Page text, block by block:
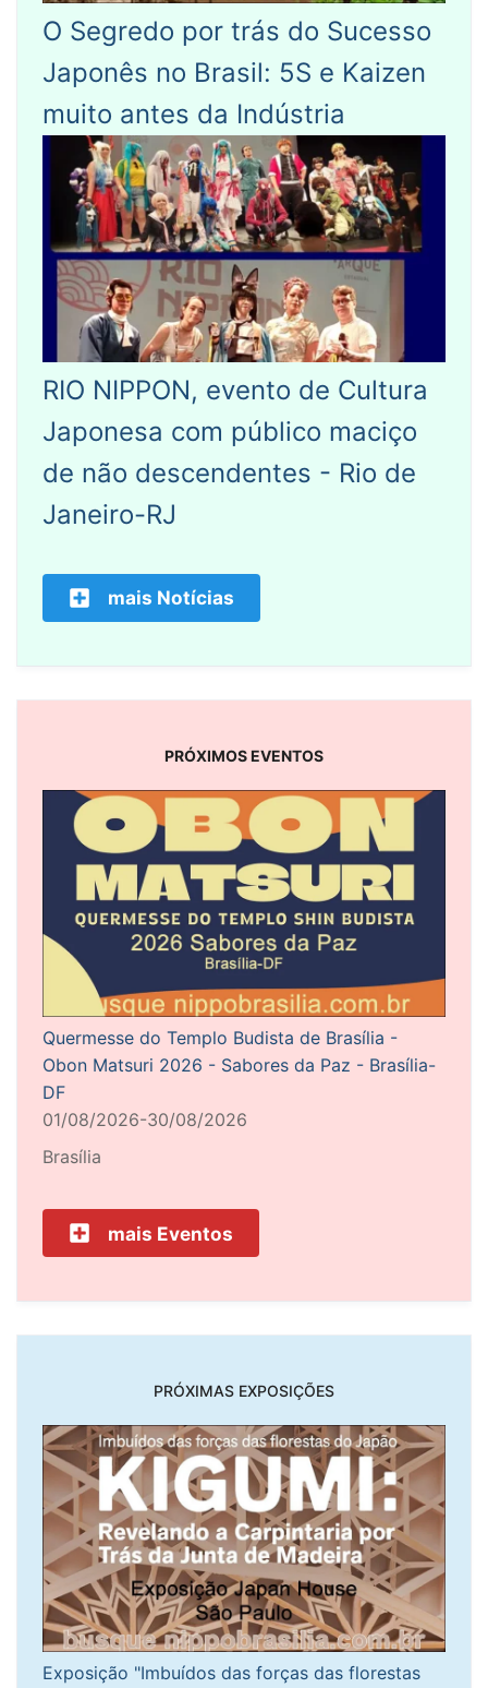
O Segredo por trás do Sucesso
Japonês no Brasil: 5S e Kaizen
muito antes da Indústria
RIO NIPPON, evento de Cultura
Japonesa com público maciço
de não descendentes - Rio de
Janeiro-RJ
mais Notícias
PRÓXIMOS EVENTOS
Quermesse do Templo Budista de Brasília -
Obon Matsuri 2026 - Sabores da Paz - Brasília-
DF
01/08/2026-30/08/2026
Brasília
mais Eventos
PRÓXIMAS EXPOSIÇÕES
Exposição "Imbuídos das forças das florestas